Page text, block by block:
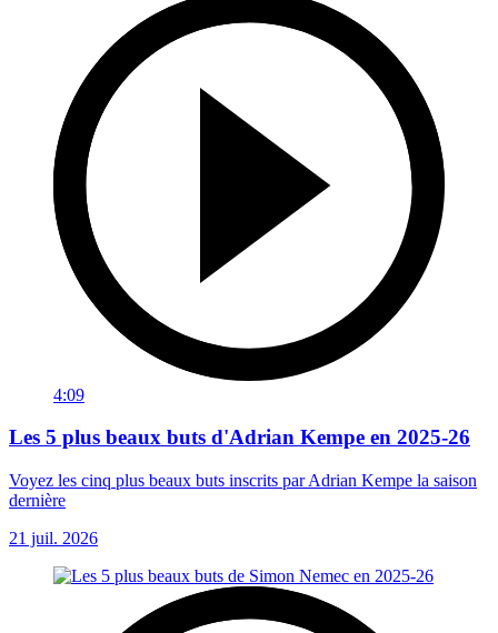
4:09
Les 5 plus beaux buts d'Adrian Kempe en 2025-26
Voyez les cinq plus beaux buts inscrits par Adrian Kempe la saison
dernière
21 juil. 2026